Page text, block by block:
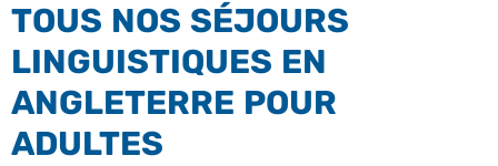
TOUS NOS SÉJOURS
LINGUISTIQUES EN
ANGLETERRE POUR
ADULTES